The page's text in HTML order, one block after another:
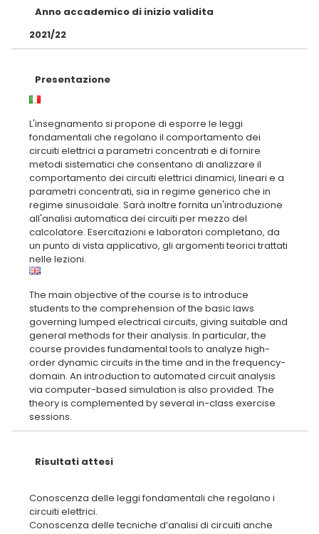
Anno accademico di inizio validita
2021/22
Presentazione
L'insegnamento si propone di esporre le leggi
fondamentali che regolano il comportamento dei
circuiti elettrici a parametri concentrati e di fornire
metodi sistematici che consentano di analizzare il
comportamento dei circuiti elettrici dinamici, lineari e a
parametri concentrati, sia in regime generico che in
regime sinusoidale. Sarà inoltre fornita un'introduzione
all'analisi automatica dei circuiti per mezzo del
calcolatore. Esercitazioni e laboratori completano, da
un punto di vista applicativo, gli argomenti teorici trattati
The main objective of the course is to introduce
students to the comprehension of the basic laws
governing lumped electrical circuits, giving suitable and
general methods for their analysis. In particular, the
course provides fundamental tools to analyze high-
order dynamic circuits in the time and in the frequency-
domain. An introduction to automated circuit analysis
via computer-based simulation is also provided. The
theory is complemented by several in-class exercise
Risultati attesi
Conoscenza delle leggi fondamentali che regolano i
circuiti elettrici.
Conoscenza delle tecniche d’analisi di circuiti anche